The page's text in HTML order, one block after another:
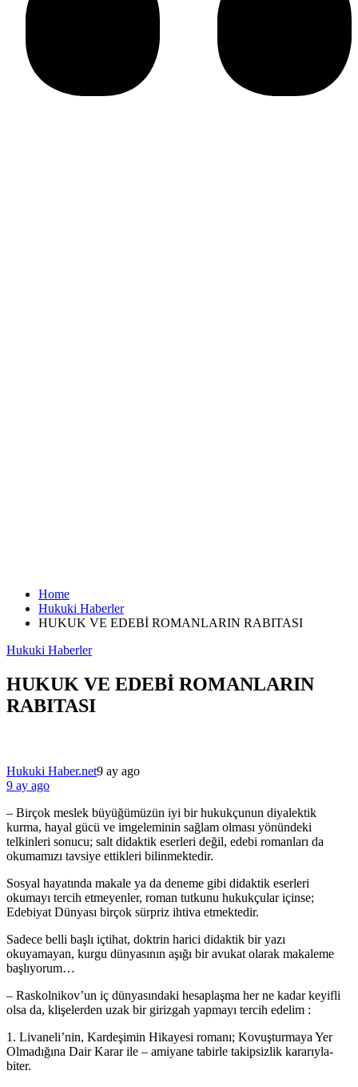
Home
Hukuki Haberler
HUKUK VE EDEBİ ROMANLARIN RABITASI
Hukuki Haberler
HUKUK VE EDEBİ ROMANLARIN
RABITASI
Hukuki Haber.net9 ay ago
9 ay ago
– Birçok meslek büyüğümüzün iyi bir hukukçunun diyalektik
kurma, hayal gücü ve imgeleminin sağlam olması yönündeki
telkinleri sonucu; salt didaktik eserleri değil, edebi romanları da
okumamızı tavsiye ettikleri bilinmektedir.
Sosyal hayatında makale ya da deneme gibi didaktik eserleri
okumayı tercih etmeyenler, roman tutkunu hukukçular içinse;
Edebiyat Dünyası birçok sürpriz ihtiva etmektedir.
Sadece belli başlı içtihat, doktrin harici didaktik bir yazı
okuyamayan, kurgu dünyasının aşığı bir avukat olarak makaleme
başlıyorum…
– Raskolnikov’un iç dünyasındaki hesaplaşma her ne kadar keyifli
olsa da, klişelerden uzak bir girizgah yapmayı tercih edelim :
1. Livaneli’nin, Kardeşimin Hikayesi romanı; Kovuşturmaya Yer
Olmadığına Dair Karar ile – amiyane tabirle takipsizlik kararıyla-
biter.